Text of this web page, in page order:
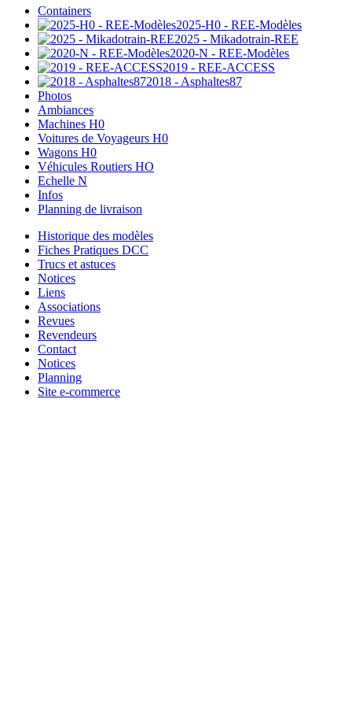
Containers
2025-H0 - REE-Modèles
2025 - Mikadotrain-REE
2020-N - REE-Modèles
2019 - REE-ACCESS
2018 - Asphaltes87
Photos
Ambiances
Machines H0
Voitures de Voyageurs H0
Wagons H0
Véhicules Routiers HO
Echelle N
Infos
Planning de livraison
Historique des modèles
Fiches Pratiques DCC
Trucs et astuces
Notices
Liens
Associations
Revues
Revendeurs
Contact
Notices
Planning
Site e-commerce